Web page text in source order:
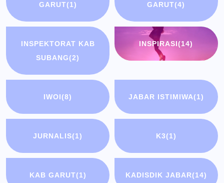
GARUT(1)
GARUT(4)
INSPEKTORAT KAB
SUBANG(2)
INSPIRASI(14)
IWOI(8) JABAR ISTIMIWA(1)
JURNALIS(1) K3(1)
KAB GARUT(1) KADISDIK JABAR(14)